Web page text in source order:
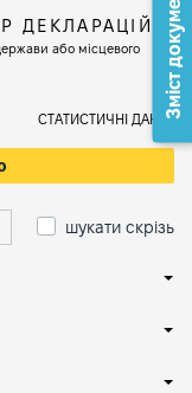
ДЕКЛАРАЦІЙ
або місцевого
СТАТИСТИЧНІ ДАНІ
шукати скрізь
Зміст документа